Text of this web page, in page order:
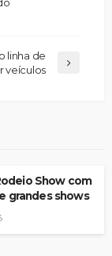
linha de
veículos
Show com
grandes shows